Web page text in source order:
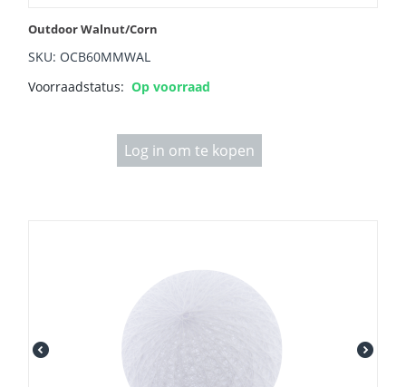
Outdoor Walnut/Corn
SKU: OCB60MMWAL
Voorraadstatus: Op voorraad
Log in om te kopen